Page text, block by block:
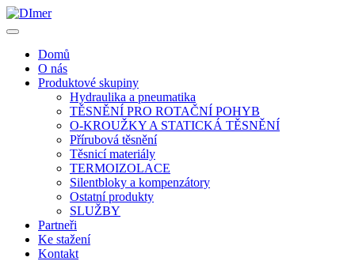
Domů
O nás
Produktové skupiny
Hydraulika a pneumatika
TĚSNĚNÍ PRO ROTAČNÍ POHYB
O-KROUŽKY A STATICKÁ TĚSNĚNÍ
Přírubová těsnění
Těsnicí materiály
TERMOIZOLACE
Silentbloky a kompenzátory
Ostatní produkty
SLUŽBY
Partneři
Ke stažení
Kontakt